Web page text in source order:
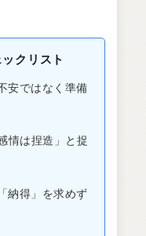
クリスト
安ではなく準備
情は捏造」と捉
納得」を求めず